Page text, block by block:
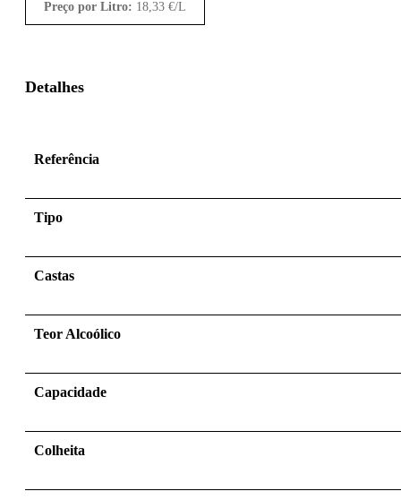
Preço por Litro: 18,33 €/L
Detalhes
Referência
Tipo
Castas
Teor Alcoólico
Capacidade
Colheita